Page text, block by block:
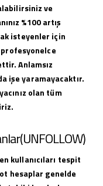
ve
%100 artış
isteyenler için
Anlamsız
işe yaramayacaktır.
olan tüm
kullanıcıları tespit
hesaplar genelde